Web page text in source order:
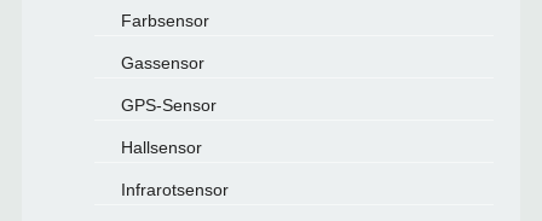
Farbsensor
Gassensor
GPS-Sensor
Hallsensor
Infrarotsensor